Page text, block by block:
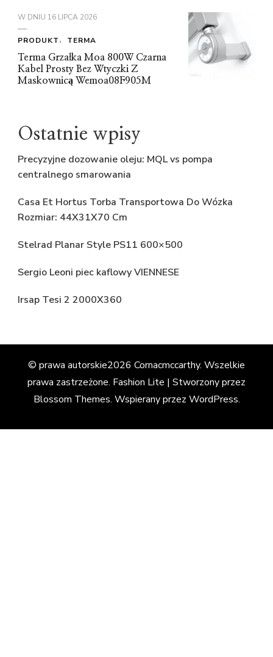
W DNIU 16 LIPCA 2026
PRODUKT
TERMA
Terma Grzałka Moa 800W Czarna
Kabel Prosty Bez Wtyczki Z
Maskownicą Wemoa08F905M
Ostatnie wpisy
Precyzyjne dozowanie oleju: MQL vs pompa
centralnego smarowania
Casa Et Hortus Torba Transportowa Do Wózka
Rozmiar: 44X31X70 Cm
Stelrad Planar Style PS11 600×500
Sergio Leoni piec kaflowy VIENNESE
Irsap Tesi 2 2000X360
© prawa autorskie2026 Cornacmccarthy. Wszelkie
prawa zastrzeżone. Fashion Lite | Stworzony przez
Blossom Themes. Wspierany przez WordPress.